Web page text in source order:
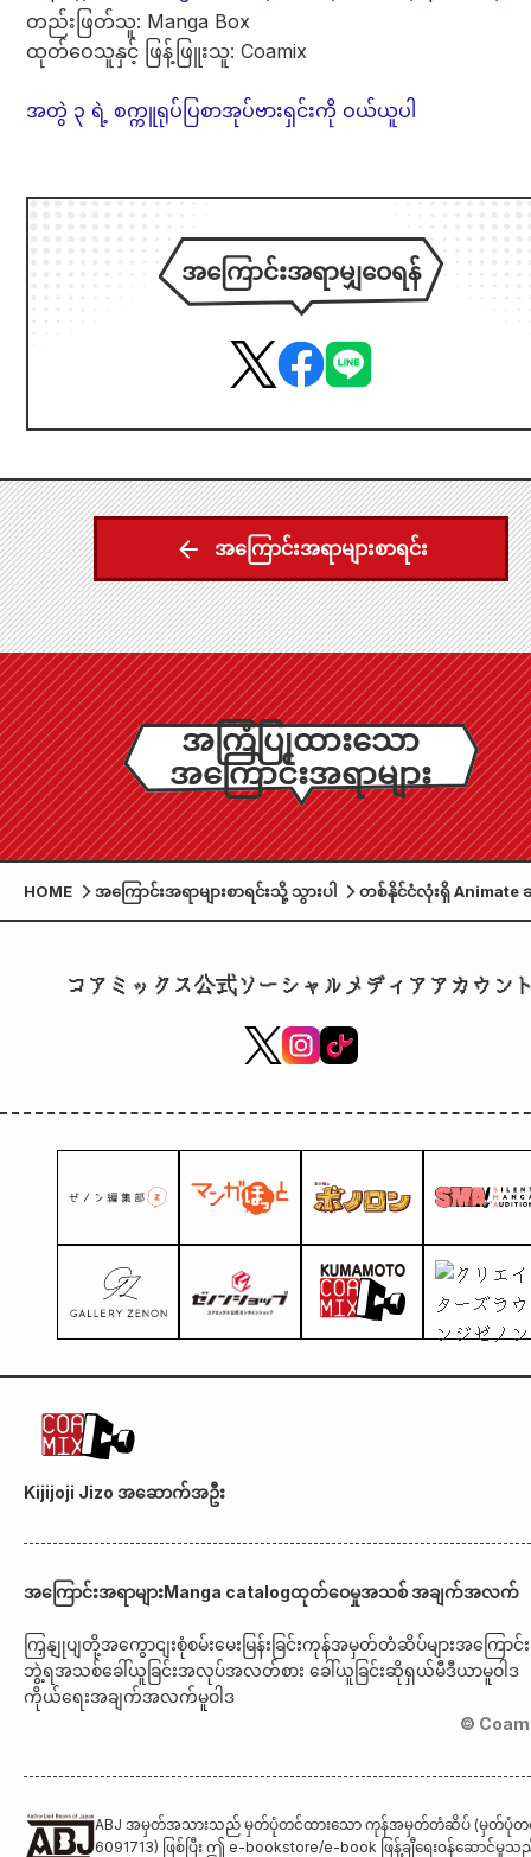
တည်းဖြတ်သူ: Manga Box
ထုတ်ဝေသူနှင့် ဖြန့်ဖြူးသူ: Coamix
အတွဲ ၃ ရဲ့ စက္ကူရုပ်ပြစာအုပ်ဗားရှင်းကို ဝယ်ယူပါ
အကြောင်းအရာမျှဝေရန်
အကြောင်းအရာများစာရင်း
အကြံပြုထားသော
အကြောင်းအရာများ
HOME အကြောင်းအရာများစာရင်းသို့ သွားပါ
တစ်နိုင်ငံလုံးရှိ Animate
Is My Mate" စက္ကူရုပ်ပြ
ဖြစ်သည်။
コアミックス公式ソーシャルメディアアカウン
Kijijoji Jizo အဆောက်အဦး
အကြောင်းအရာများManga catalogထုတ်ဝေမှုအသစ် အချက်အလက်
ကြှနျုပျတို့အကွောငျးစုံစမ်းမေးမြန်းခြင်းကုန်အမှတ်တံဆိပ်များအကြောင်း
ဘွဲ့ရအသစ်ခေါ်ယူခြင်းအလုပ်အလတ်စား ခေါ်ယူခြင်းဆိုရှယ်မီဒီယာမူဝါဒ
ကိုယ်ရေးအချက်အလက်မူဝါဒ
©
ABJ အမှတ်အသားသည် မှတ်ပုံတင်ထားသော ကုန်အမှတ်တံဆိပ် (မှတ်ပုံတ
6091713) ဖြစ်ပြီး ဤ e-bookstore/e-book ဖြန့်ချီရေးဝန်ဆောင်မှု